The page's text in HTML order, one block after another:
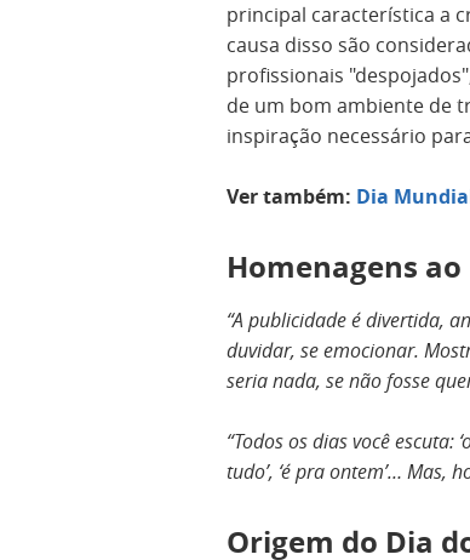
principal característica a
causa disso são
profissionais
de um bom ambiente de
inspiração necessário
Ver também: Dia
Homenagens
“A publicidade é divertida,
duvidar, se emocionar.
seria nada, se não fosse
“Todos os dias você escuta:
tudo’, ‘é pra ontem’… Mas,
Origem do Dia